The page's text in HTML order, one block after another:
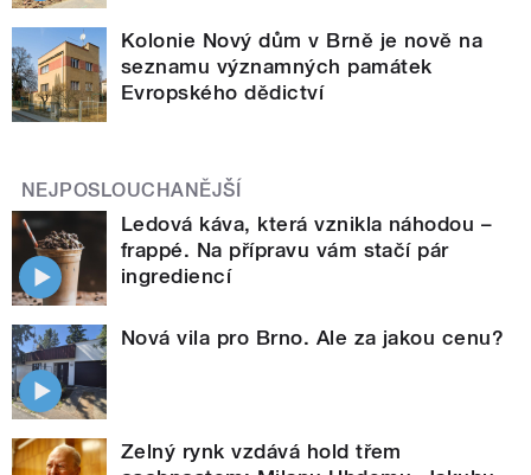
Kolonie Nový dům v Brně je nově na
seznamu významných památek
Evropského dědictví
NEJPOSLOUCHANĚJŠÍ
Ledová káva, která vznikla náhodou –
frappé. Na přípravu vám stačí pár
ingrediencí
Nová vila pro Brno. Ale za jakou cenu?
Zelný rynk vzdává hold třem